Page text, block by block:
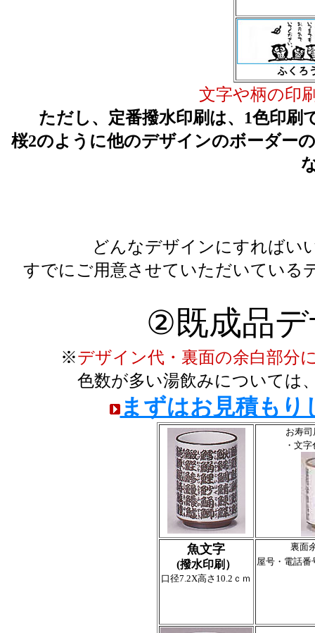
文字や柄の印
ただし、定番撥水印刷は、1色印
桜2のように他のデザインのボーダー
どんなデザインにすればい
すでにご用意させていただいている
②既成品デ
※デザイン代・裏面の余白部分
色数が多い湯飲みについては
まずはお見積もり
お寿
・文
魚文字
(撥水印刷）
口径7.2X高さ10.2ｃｍ
裏面
屋号・電話番